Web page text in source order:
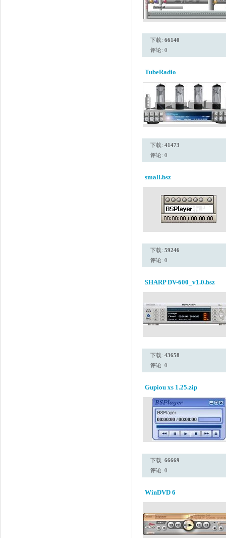
下载: 66140
评论: 0
TubeRadio
下载: 41473
评论: 0
small.bsz
下载: 59246
评论: 0
SHARP DV-600_v1.0.bsz
下载: 43658
评论: 0
Gupiou xs 1.25.zip
下载: 66669
评论: 0
WinDVD 6